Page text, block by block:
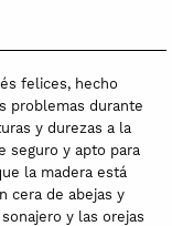
felices, hecho
problemas durante
y durezas a la
seguro y apto para
la madera está
cera de abejas y
y las orejas